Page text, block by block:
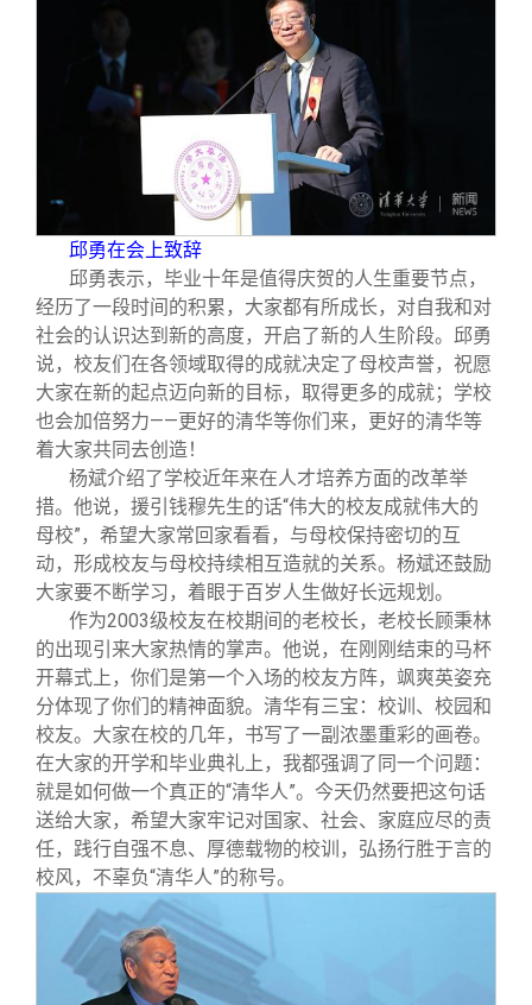
联系我们
邱勇在会上致辞
邱勇表示，毕业十年是值得庆贺的人生重要节点，
经历了一段时间的积累，大家都有所成长，对自我和对
社会的认识达到新的高度，开启了新的人生阶段。邱勇
说，校友们在各领域取得的成就决定了母校声誉，祝愿
大家在新的起点迈向新的目标，取得更多的成就；学校
也会加倍努力——更好的清华等你们来，更好的清华等
着大家共同去创造！
杨斌介绍了学校近年来在人才培养方面的改革举
措。他说，援引钱穆先生的话“伟大的校友成就伟大的
母校”，希望大家常回家看看，与母校保持密切的互
动，形成校友与母校持续相互造就的关系。杨斌还鼓励
大家要不断学习，着眼于百岁人生做好长远规划。
作为2003级校友在校期间的老校长，老校长顾秉林
的出现引来大家热情的掌声。他说，在刚刚结束的马杯
开幕式上，你们是第一个入场的校友方阵，飒爽英姿充
分体现了你们的精神面貌。清华有三宝：校训、校园和
校友。大家在校的几年，书写了一副浓墨重彩的画卷。
在大家的开学和毕业典礼上，我都强调了同一个问题：
就是如何做一个真正的“清华人”。今天仍然要把这句话
送给大家，希望大家牢记对国家、社会、家庭应尽的责
任，践行自强不息、厚德载物的校训，弘扬行胜于言的
校风，不辜负“清华人”的称号。